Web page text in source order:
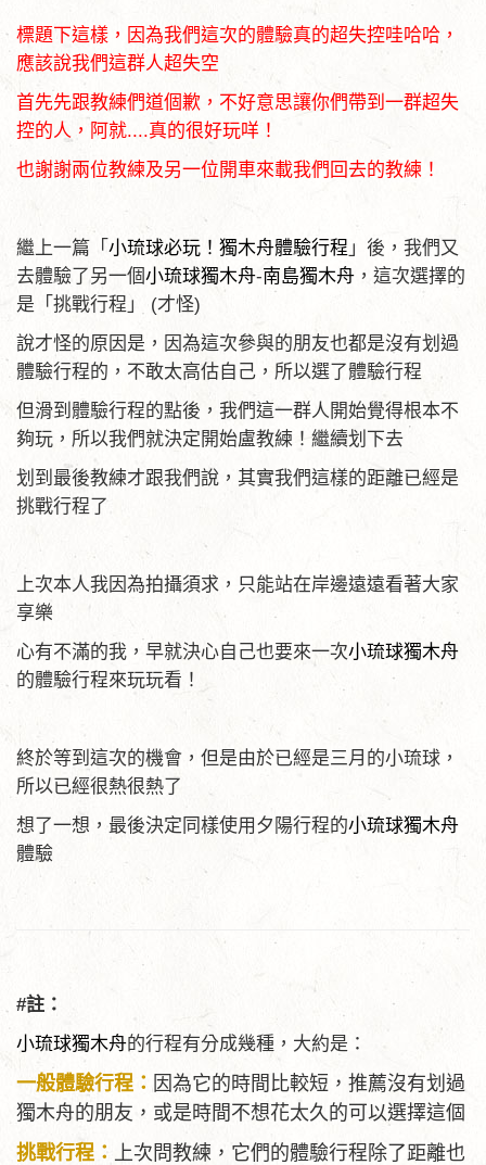
標題下這樣，因為我們這次的體驗真的超失控哇哈哈，
應該說我們這群人超失空
首先先跟教練們道個歉，不好意思讓你們帶到一群超失
控的人，阿就....真的很好玩咩！
也謝謝兩位教練及另一位開車來載我們回去的教練！
繼上一篇「 小琉球必玩！獨木舟體驗行程 」後，我們又
去體驗了另一個小琉球獨木舟-南島獨木舟 ，這次選擇的
是「挑戰行程」 (才怪)
說才怪的原因是，因為這次參與的朋友也都是沒有划過
體驗行程的，不敢太高估自己，所以選了體驗行程
但滑到體驗行程的點後，我們這一群人開始覺得根本不
夠玩，所以我們就決定開始盧教練！繼續划下去
划到最後教練才跟我們說，其實我們這樣的距離已經是
挑戰行程了
上次本人我因為拍攝須求，只能站在岸邊遠遠看著大家
享樂
心有不滿的我，早就決心自己也要來一次小琉球獨木舟
的體驗行程來玩玩看！
終於等到這次的機會，但是由於已經是三月的小琉球，
所以已經很熱很熱了
想了一想，最後決定同樣使用夕陽行程的小琉球獨木舟
體驗
#註：
小琉球獨木舟的行程有分成幾種，大約是：
一般體驗行程： 因為它的時間比較短，推薦沒有划過
獨木舟的朋友，或是時間不想花太久的可以選擇這個
挑戰行程： 上次問教練，它們的體驗行程除了距離也